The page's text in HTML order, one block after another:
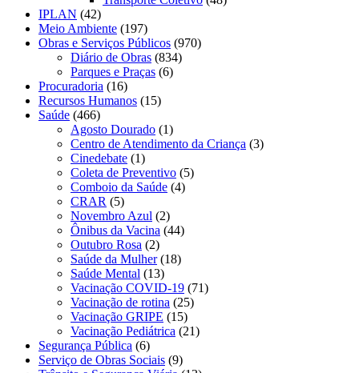
IPLAN (42)
Meio Ambiente (197)
Obras e Serviços Públicos (970)
Diário de Obras (834)
Parques e Praças (6)
Procuradoria (16)
Recursos Humanos (15)
Saúde (466)
Agosto Dourado (1)
Centro de Atendimento da Criança (3)
Cinedebate (1)
Coleta de Preventivo (5)
Comboio da Saúde (4)
CRAR (5)
Novembro Azul (2)
Ônibus da Vacina (44)
Outubro Rosa (2)
Saúde da Mulher(18)
Saúde Mental (13)
Vacinação COVID-19 (71)
Vacinação de rotina (25)
Vacinação GRIPE (15)
Vacinação Pediátrica (21)
Segurança Pública (6)
Serviço de Obras Sociais (9)